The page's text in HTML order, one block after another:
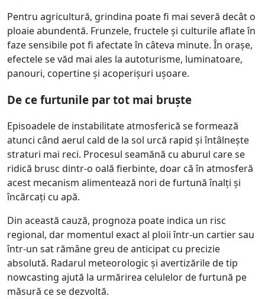
Pentru agricultură, grindina poate fi mai severă decât o
ploaie abundentă. Frunzele, fructele și culturile aflate în
faze sensibile pot fi afectate în câteva minute. În orașe,
efectele se văd mai ales la autoturisme, luminatoare,
panouri, copertine și acoperișuri ușoare.
De ce furtunile par tot mai bruște
Episoadele de instabilitate atmosferică se formează
atunci când aerul cald de la sol urcă rapid și întâlnește
straturi mai reci. Procesul seamănă cu aburul care se
ridică brusc dintr-o oală fierbinte, doar că în atmosferă
acest mecanism alimentează nori de furtună înalți și
încărcați cu apă.
Din această cauză, prognoza poate indica un risc
regional, dar momentul exact al ploii într-un cartier sau
într-un sat rămâne greu de anticipat cu precizie
absolută. Radarul meteorologic și avertizările de tip
nowcasting ajută la urmărirea celulelor de furtună pe
măsură ce se dezvoltă.